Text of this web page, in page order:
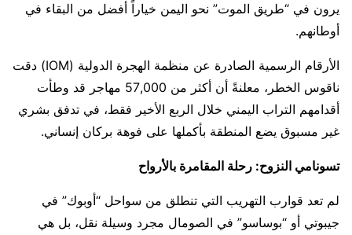
يرون في “طريق الموت” نحو اليمن خياراً أفضل من البقاء في
أوطانهم.
الأرقام الرسمية الصادرة عن منظمة الهجرة الدولية (IOM) دقت
ناقوس الخطر، معلنةً أن أكثر من 57,000 مهاجر قد وطأت
أقدامهم التراب اليمني خلال الربع الأخير فقط، في تدفق بشري
غير مسبوق يضع المنطقة بأكملها على فوهة بركان إنساني.
تسونامي النزوح: رحلة المقامرة بالأرواح
لم تعد قوارب التهريب التي تنطلق من سواحل “أوبوك” في
جيبوتي أو “بوساسو” في الصومال مجرد وسيلة نقل، بل هي